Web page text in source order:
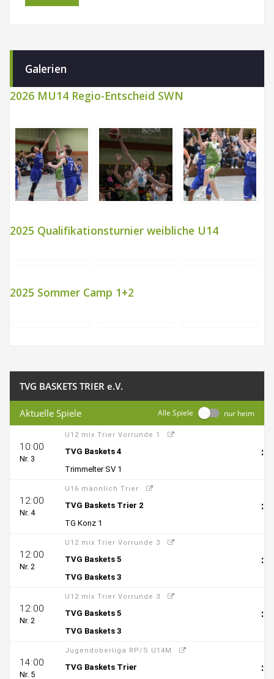
Galerien
2026 MU14 Regio-Entscheid SWN
2025 Qualifikationsturnier weibliche U14
2025 Sommer Camp 1+2